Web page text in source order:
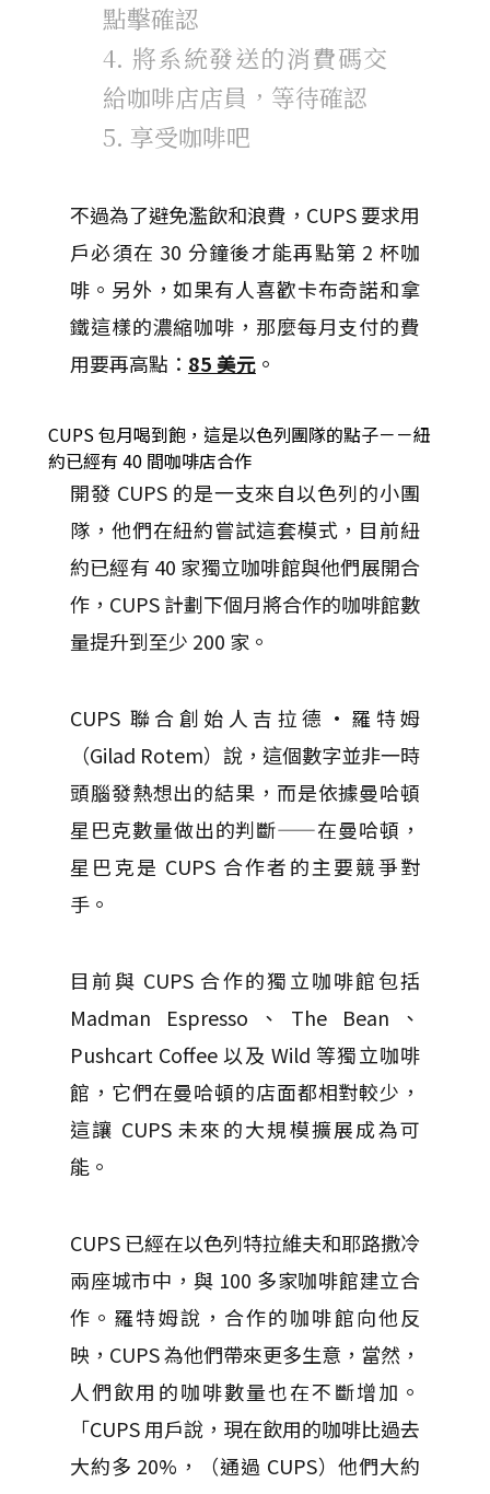
點擊確認
4. 將系統發送的消費碼交
給咖啡店店員，等待確認
5. 享受咖啡吧
不過為了避免濫飲和浪費，CUPS 要求用
戶必須在 30 分鐘後才能再點第 2 杯咖
啡。 另外，如果有人喜歡卡布奇諾和拿
鐵這樣的濃縮咖啡，那麼每月支付的費
用要再高點： 85 美元 。
CUPS 包月喝到飽，這是以色列團隊的點子－－紐
約已經有 40 間咖啡店合作
開發 CUPS 的是一支來自以色列的小團
隊，他們在紐約嘗試這套模式， 目前紐
約已經有 40 家獨立咖啡館與他們展開合
作，CUPS 計劃下個月將合作的咖啡館數
量提升到至少 200 家。
CUPS 聯合創始人吉拉德·羅特姆
（Gilad Rotem）說，這個數字並非一時
頭腦發熱想出的結果，而是依據曼哈頓
星巴克數量做出的判斷——在曼哈頓，
星巴克是 CUPS 合作者的主要競爭對
手 。
目前與 CUPS 合作的獨立咖啡館包括
Madman Espresso、The Bean、
Pushcart Coffee 以及 Wild 等獨立咖啡
館，它們在曼哈頓的店面都相對較少，
這讓 CUPS 未來的大規模擴展成為可
能。
CUPS 已經在以色列特拉維夫和耶路撒冷
兩座城市中，與 100 多家咖啡館建立合
作。 羅特姆說，合作的咖啡館向他反
映，CUPS 為他們帶來更多生意，當然，
人們飲用的咖啡數量也在不斷增加。
「CUPS 用戶說，現在飲用的咖啡比過去
大約多 20%，（通過 CUPS）他們大約